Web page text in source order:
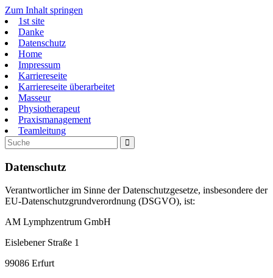
Zum Inhalt springen
1st site
Danke
Datenschutz
Home
Impressum
Karriereseite
Karriereseite überarbeitet
Masseur
Physiotherapeut
Praxismanagement
Teamleitung
Datenschutz
Verantwortlicher im Sinne der Datenschutzgesetze, insbesondere der
EU-Datenschutzgrundverordnung (DSGVO), ist:
AM Lymphzentrum GmbH
Eislebener Straße 1
99086 Erfurt